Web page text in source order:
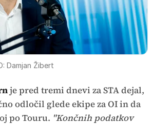
Damjan Žibert
je pred tremi dnevi za STA dejal,
odločil glede ekipe za OI in da
po Touru. "Končnih podatkov